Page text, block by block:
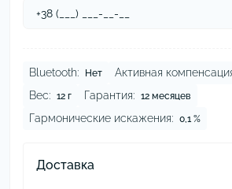
Bluetooth: Нет Активная
Вес: 12 г Гарантия: 12 месяцев
Гармонические искажения: 0,1 %
Доставка